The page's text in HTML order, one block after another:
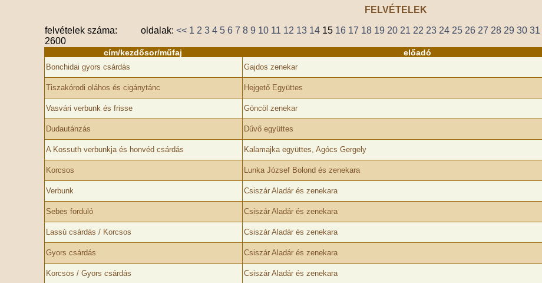
FELVÉTELEK
felvételek száma:
2600
oldalak: << 1 2 3 4 5 6 7 8 9 10 11 12 13 14 15 16 17 18 19 20 21 22 23 24 25 26 27 28 29 30 31
cím/kezdősor/műfaj előadó
Bonchidai gyors csárdás Gajdos zenekar
Tiszakórodi oláhos és cigánytánc Hejgető Együttes
Vasvári verbunk és frisse Göncöl zenekar
Dudautánzás Dűvő együttes
A Kossuth verbunkja és honvéd csárdás Kalamajka együttes, Agócs Gergely
Korcsos Lunka József Bolond és zenekara
Verbunk Csiszár Aladár és zenekara
Sebes forduló Csiszár Aladár és zenekara
Lassú csárdás / Korcsos Csiszár Aladár és zenekara
Gyors csárdás Csiszár Aladár és zenekara
Korcsos / Gyors csárdás Csiszár Aladár és zenekara